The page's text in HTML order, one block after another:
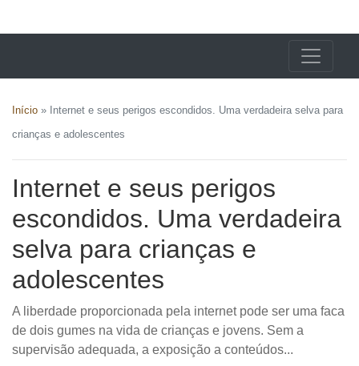
Início » Internet e seus perigos escondidos. Uma verdadeira selva para
crianças e adolescentes
Internet e seus perigos
escondidos. Uma verdadeira
selva para crianças e
adolescentes
A liberdade proporcionada pela internet pode ser uma faca
de dois gumes na vida de crianças e jovens. Sem a
supervisão adequada, a exposição a conteúdos...